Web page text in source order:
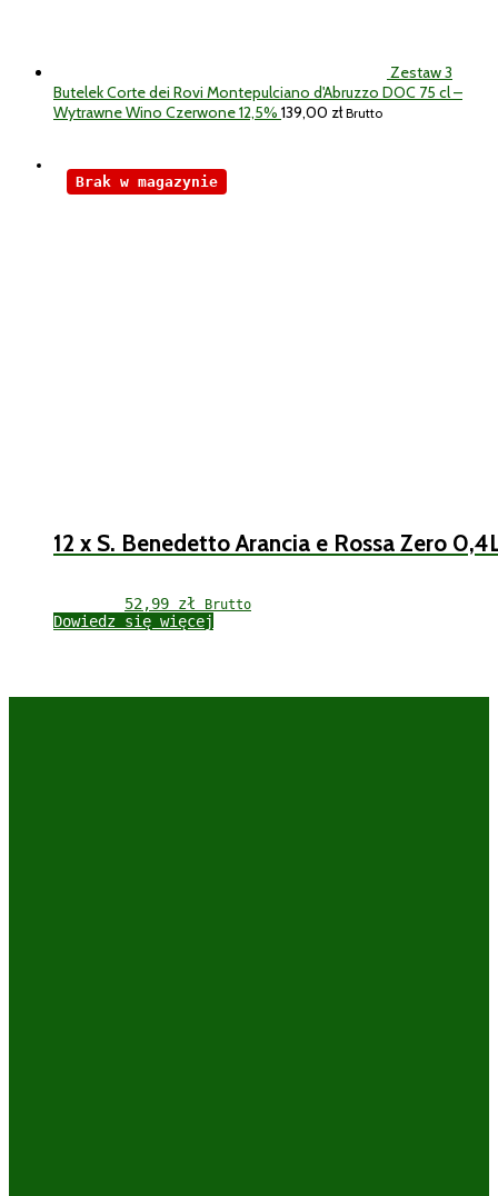
Zestaw 3
Butelek Corte dei Rovi Montepulciano d'Abruzzo DOC 75 cl –
Wytrawne Wino Czerwone 12,5% 139,00 zł Brutto
12 x S. Benedetto Arancia e Rossa Zero
52,99 zł Brutto
Dowiedz się więcej
Brak w magazynie